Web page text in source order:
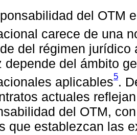
del OTM
carece de una
del régimen
depende del ámbito
aplicables5.
actuales
del OTM,
que establezcan las